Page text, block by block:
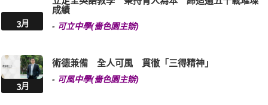
3月
成績
- 可立中學(嗇色園主辦)
3月
術德兼備 全人可風 貫徹「三得精神」
- 可風中學(嗇色園主辦)